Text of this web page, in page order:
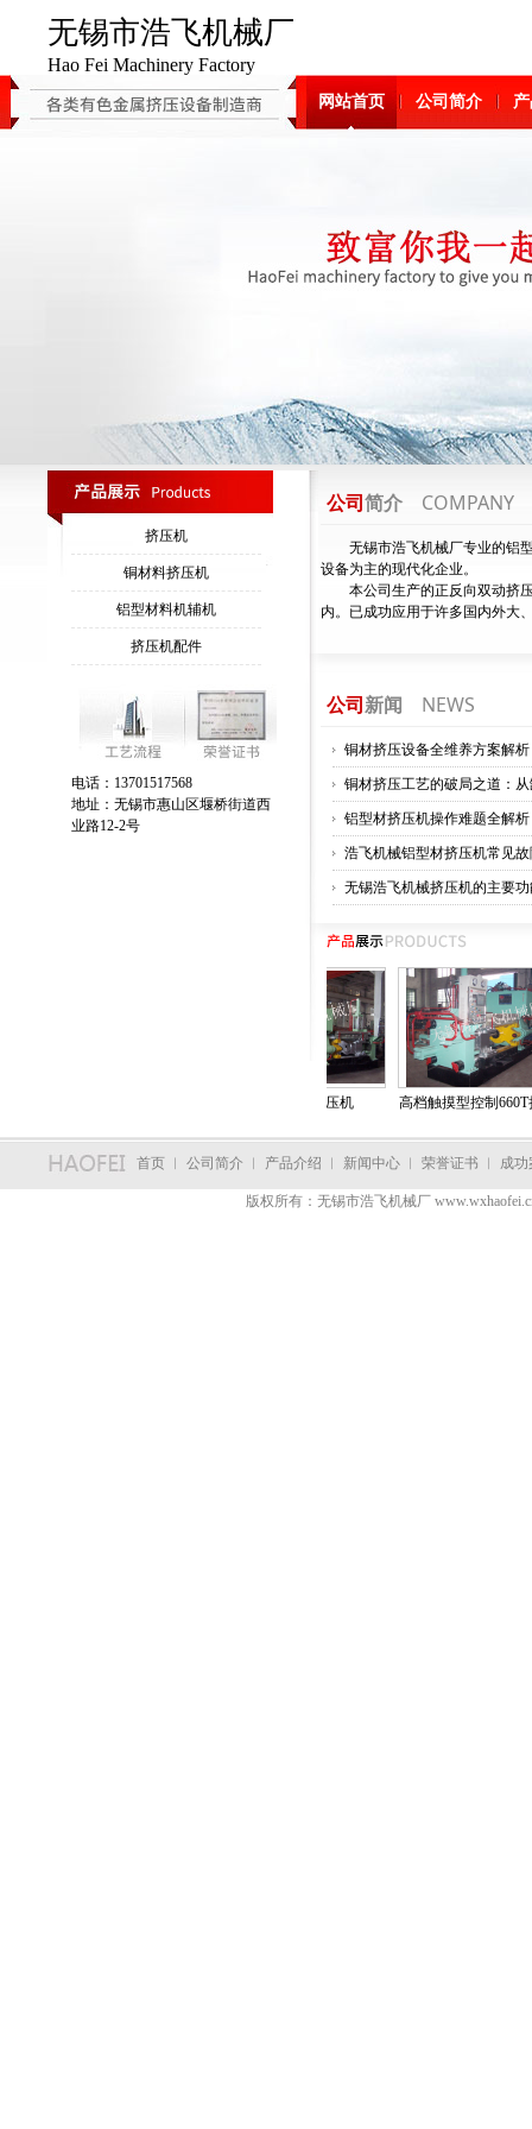
无锡市浩飞机械厂
Hao Fei Machinery Factory
网站首页 公司简介
挤压机
铜材料挤压机
铝型材料机辅机
挤压机配件
电话：13701517568
地址：无锡市惠山区堰桥街道西
业路12-2号
公司 简介 COMPANY
无锡市浩飞机械厂专业的铝
设备为主的现代化企业。
本公司生产的正反向双动挤压
内。已成功应用于许多国内外大
公司 新闻 NEWS
铜材挤压设备全维养方案解析
浩飞机械铝型材挤压机常见
无锡浩飞机械挤压机的主要
标准型660T挤压机 高档触摸型控制660T
首页 公司简介 产品介绍 新闻中心 荣誉证书 成功
版权所有：无锡市浩飞机械厂